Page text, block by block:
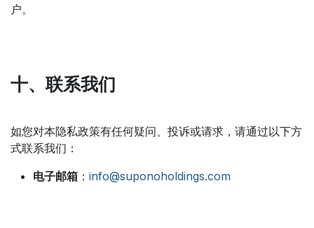
户。
十、联系我们
如您对本隐私政策有任何疑问、投诉或请求，请通过以下方
式联系我们：
电子邮箱 ： info@suponoholdings.com